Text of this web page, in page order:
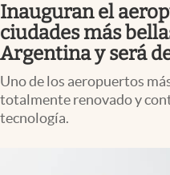
Columnistas
Otras secciones
Infotechnology
Clase
Inauguran el
ciudades más
Argentina y será
Uno de los aeropuertos
totalmente renovado y
tecnología.